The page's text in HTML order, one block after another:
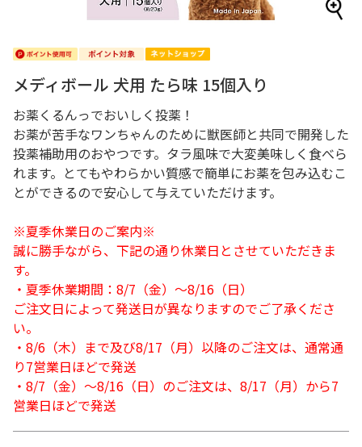
メディボール 犬用 たら味 15個入り
お薬くるんっでおいしく投薬！
お薬が苦手なワンちゃんのために獣医師と共同で開発した
投薬補助用のおやつです。タラ風味で大変美味しく食べら
れます。とてもやわらかい質感で簡単にお薬を包み込むこ
とができるので安心して与えていただけます。
※夏季休業日のご案内※
誠に勝手ながら、下記の通り休業日とさせていただきま
す。
・夏季休業期間：8/7（金）～8/16（日）
ご注文日によって発送日が異なりますのでご了承くださ
い。
・8/6（木）まで及び8/17（月）以降のご注文は、通常通
り7営業日ほどで発送
・8/7（金）～8/16（日）のご注文は、8/17（月）から7
営業日ほどで発送